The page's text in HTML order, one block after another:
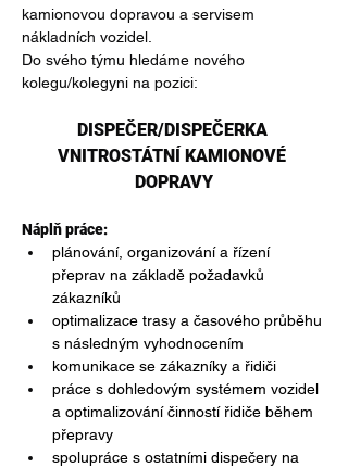
kamionovou dopravou a servisem
nákladních vozidel.
Do svého týmu hledáme nového
kolegu/kolegyni na pozici:
DISPEČER/DISPEČERKA
VNITROSTÁTNÍ KAMIONOVÉ
DOPRAVY
Náplň práce:
plánování, organizování a řízení
přeprav na základě požadavků
zákazníků
optimalizace trasy a časového průběhu
s následným vyhodnocením
komunikace se zákazníky a řidiči
práce s dohledovým systémem vozidel
a optimalizování činností řidiče během
přepravy
spolupráce s ostatními dispečery na